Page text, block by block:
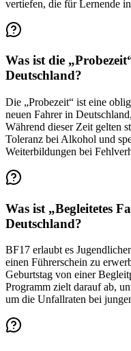
vertiefen, die für Lernende
Was ist die
Deutschland?
Die „Probezeit“ ist eine
neuen Fahrer in
Während dieser Zeit gelten
Toleranz bei Alkohol und
Weiterbildungen bei
Was ist „Begleitetes
Deutschland?
BF17 erlaubt es
einen Führerschein zu
Geburtstag von einer
Programm zielt darauf ab,
um die Unfallraten bei